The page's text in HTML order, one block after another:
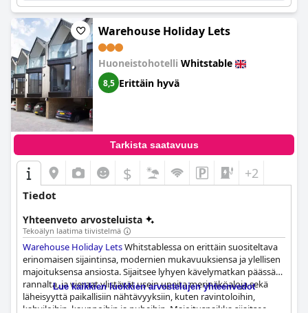
Warehouse Holiday Lets
Huoneistohotelli Whitstable
8,5 Erittäin hyvä
Tarkista saatavuus
$ +2
Tiedot
Yhteenveto arvosteluista
Tekoälyn laatima tiivistelmä
Warehouse Holiday LetsWhitstablessa on erittäin suositeltava
erinomaisen sijaintinsa, modernien mukavuuksiensa ja ylellisen
majoituksensa ansiosta. Sijaitsee lyhyen kävelymatkan päässä
rannalta, ja vieraat ylistävät usein upeita merinäköaloja sekä
läheisyyttä paikallisiin nähtävyyksiin, kuten ravintoloihin,
kahviloihin, kauppoihin ja pubeihin. Majoituspaikka sijaitsee
Lue kaikkien luokkien arvostelujen yhteenvedot